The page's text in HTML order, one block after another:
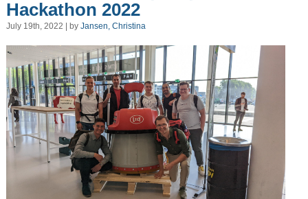
Hackathon 2022
July 19th, 2022 | by Jansen, Christina